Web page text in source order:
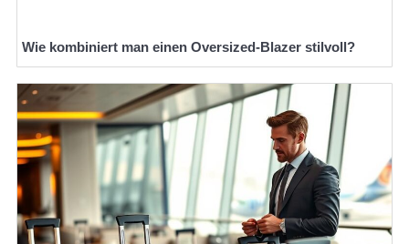
Wie kombiniert man einen Oversized-Blazer stilvoll?